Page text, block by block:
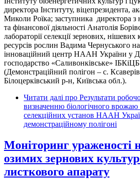
директора Інституту, віцепрезидента,
Миколи Роїка; заступника директора з
та фінансової діяльності Анатолія
лабораторії селекції зернових,
ресурсів рослин Вадима Чернуського
інноваційний центр НААН України у
господарство «Саливонківське»
(Демонстраційний полігон – с.
Білоцерківський р-н, Київська обл.).
Читати далі про Результати
визначенню біологічного врожаю
селекційних установ НААН
демонстраційному полігоні
Моніторинг ураженості
озимих зернових
листкового апарату